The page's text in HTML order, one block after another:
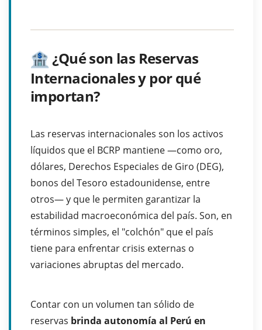
¿Qué son las Reservas
Internacionales y por qué
importan?
Las reservas internacionales son los activos
líquidos que el BCRP mantiene —como oro,
dólares, Derechos Especiales de Giro (DEG),
bonos del Tesoro estadounidense, entre
otros— y que le permiten garantizar la
estabilidad macroeconómica del país. Son, en
términos simples, el "colchón" que el país
tiene para enfrentar crisis externas o
variaciones abruptas del mercado.
Contar con un volumen tan sólido de
reservas brinda autonomía al Perú en